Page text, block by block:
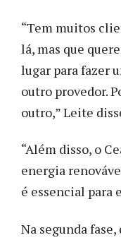
“Tem muitos
lá, mas que
lugar para fazer
outro provedor.
outro,” Leite
“Além disso, o
energia
é essencial para
Na segunda